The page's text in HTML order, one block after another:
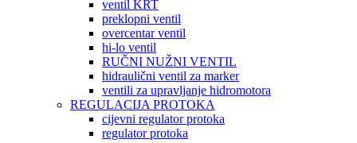
ventil KRT
preklopni ventil
overcentar ventil
hi-lo ventil
RUČNI NUŽNI VENTIL
hidraulični ventil za marker
ventili za upravljanje hidromotora
REGULACIJA PROTOKA
cijevni regulator protoka
regulator protoka